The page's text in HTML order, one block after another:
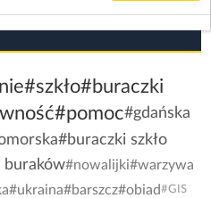
#szkło#buraczki
#pomoc#gdańska
#buraczki szkło
buraków#nowalijki#warzywa
#ukraina#barszcz#obiad#GIS